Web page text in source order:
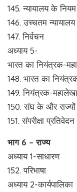
145. न्यायालय के
146. उच्चतम
147. निर्वचन
अध्याय 5-
भारत का नियंत्रक-
148. भारत का
149. नियंत्रक-
150. संघ के और
151. संपरीक्षा प्रतिवेदन
भाग 6 – राज्य
अध्याय 1-साधारण
152. परिभाषा
अध्याय 2-कार्यपालिका